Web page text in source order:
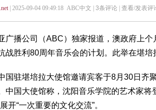
| 2025-09-04 09:49:18 ABC中文 | 3条评论 | 查看/发表评
广播公司（ABC）独家报道，澳政府上
战胜利80周年音乐会的计划。此举在堪培
国驻堪培拉大使馆邀请宾客于8月30日齐
中国大使馆称，沈阳音乐学院的艺术家将
开“一次重要的文化交流”。